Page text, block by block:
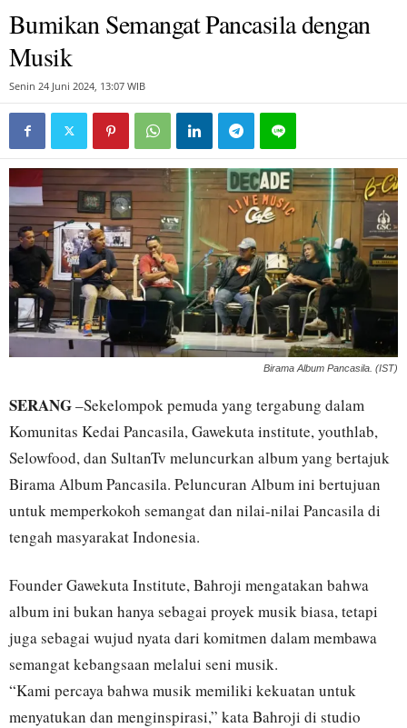
Bumikan Semangat Pancasila dengan
Musik
Senin 24 Juni 2024, 13:07 WIB
Birama Album Pancasila. (IST)
SERANG–Sekelompok pemuda yang tergabung dalam
Komunitas Kedai Pancasila, Gawekuta institute, youthlab,
Selowfood, dan SultanTv meluncurkan album yang bertajuk
Birama Album Pancasila. Peluncuran Album ini bertujuan
untuk memperkokoh semangat dan nilai-nilai Pancasila di
tengah masyarakat Indonesia.
Founder Gawekuta Institute, Bahroji mengatakan bahwa
album ini bukan hanya sebagai proyek musik biasa, tetapi
juga sebagai wujud nyata dari komitmen dalam membawa
semangat kebangsaan melalui seni musik.
“Kami percaya bahwa musik memiliki kekuatan untuk
menyatukan dan menginspirasi,” kata Bahroji di studio